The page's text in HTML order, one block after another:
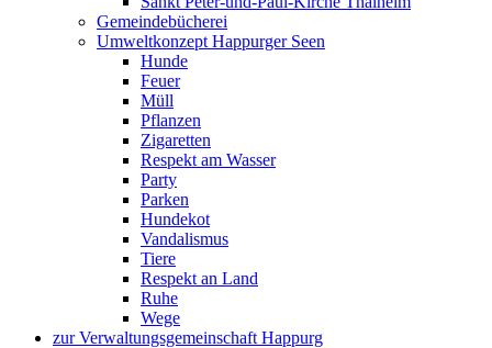
Gemeindebücherei
Umweltkonzept Happurger Seen
Hunde
Feuer
Müll
Pflanzen
Zigaretten
Respekt am Wasser
Party
Parken
Hundekot
Vandalismus
Tiere
Respekt an Land
Ruhe
Wege
zur Verwaltungsgemeinschaft Happurg